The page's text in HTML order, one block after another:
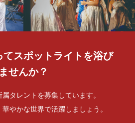
てスポットライトを浴び
ませんか？
タレントを募集しています。
やかな世界で活躍しましょう。